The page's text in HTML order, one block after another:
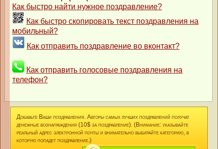
Как быстро найти нужное поздравление?
Как быстро скопировать текст поздравления на
мобильный?
Как отправить поздравление во вконтакт?
Как отправить голосовые поздравления на
телефон?
Добавьте Ваши поздравления. Авторы самых лучших поздравлений получат
денежные вознаграждения (10$ за поздравление). (Внимание: указывайте
реальный адрес электронной почты и внимательно выбирайте категорию, в
которую попадет поздравление.)